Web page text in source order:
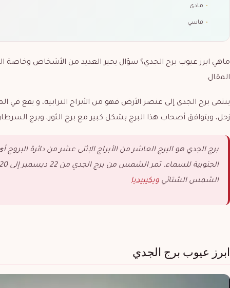
• مادي
• قاسي
ماهي ابرز عيوب برج الجدي؟ سؤال يحير العديد من الأشخاص
المقال.
ينتمى برج الجدى إلى عنصر الأرض فهو من الأبراج الترابية، و يقع في
زحل، ويتوافق أصحاب هذا البرج بشكل كبير مع برج الثور، وبرج السرطان، و
برج الجدي هو البرج العاشر من الأبراج الإثنى عشر من دائرة
الشمس الشتائي ويكيبيديا
ابرز عيوب برج الجدي